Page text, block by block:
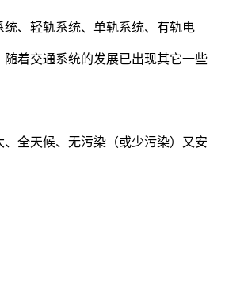
统、轻轨系统、单轨系统、有轨电
着交通系统的发展已出现其它一些
全天候、无污染（或少污染）又安